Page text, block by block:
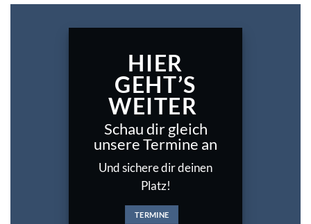
HIER
GEHT’S
WEITER
Schau dir gleich
unsere Termine an
Und sichere dir deinen
Platz!
TERMINE